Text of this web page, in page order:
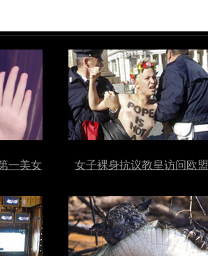
一美女 女子裸身抗议教皇访问欧盟